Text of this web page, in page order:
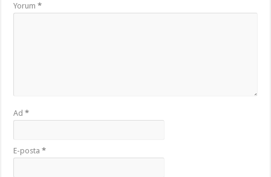
Yorum*
Ad*
E-posta*